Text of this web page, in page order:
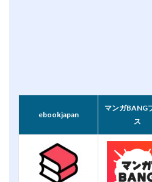
ebookjapan
マンガBANG
ス